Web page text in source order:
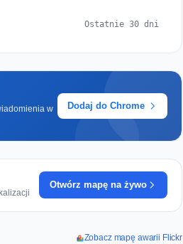
Ostatnie 30 dni
w
Dodaj do Chrome
Otwórz mapę na żywo
Zobacz mapę awarii Flickr